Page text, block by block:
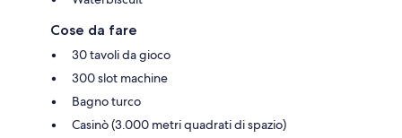
Cose da fare
30 tavoli da gioco
300 slot machine
Bagno turco
Casinò (3.000 metri quadrati di spazio)